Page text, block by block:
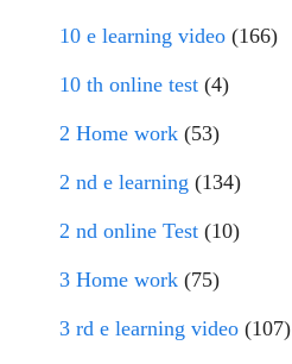
10 e learning video (166)
10 th online test (4)
2 Home work (53)
2 nd e learning (134)
2 nd online Test (10)
3 Home work (75)
3 rd e learning video (107)